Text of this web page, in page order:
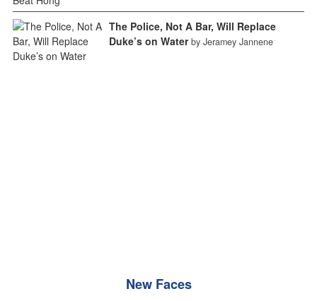
The Police, Not A Bar, Will Replace
Duke’s on Water by Jeramey Jannene
New Faces